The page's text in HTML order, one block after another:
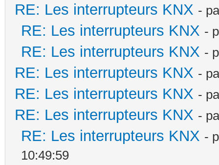
RE: Les interrupteurs KNX -
RE: Les interrupteurs KNX -
RE: Les interrupteurs KNX -
RE: Les interrupteurs KNX -
RE: Les interrupteurs KNX -
RE: Les interrupteurs KNX -
RE: Les interrupteurs KNX -
10:49:59